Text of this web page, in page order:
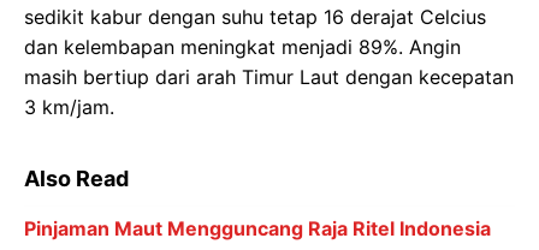
sedikit kabur dengan suhu tetap 16 derajat Celcius
dan kelembapan meningkat menjadi 89%. Angin
masih bertiup dari arah Timur Laut dengan kecepatan
3 km/jam.
Also Read
Pinjaman Maut Mengguncang Raja Ritel Indonesia